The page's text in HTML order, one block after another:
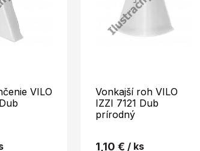
VILO
Vonkajší roh VILO
IZZI 7121 Dub
prírodný
1,10 € / ks